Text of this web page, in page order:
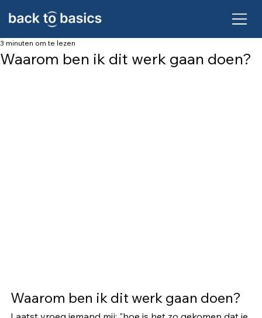
Waarom ben ik dit werk gaan doen?
3 minuten om te lezen
Waarom ben ik dit werk gaan doen?